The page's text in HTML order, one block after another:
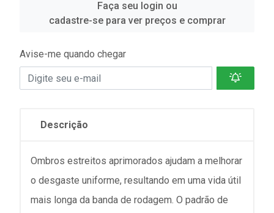
Faça seu login ou
cadastre-se para ver preços e comprar
Avise-me quando chegar
Descrição
Ombros estreitos aprimorados ajudam a melhorar
o desgaste uniforme, resultando em uma vida útil
mais longa da banda de rodagem. O padrão de